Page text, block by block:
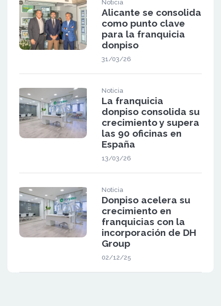
Noticia
Alicante se consolida
como punto clave
para la franquicia
donpiso
31/03/26
Noticia
La franquicia
donpiso consolida su
crecimiento y supera
las 90 oficinas en
España
13/03/26
Noticia
Donpiso acelera su
crecimiento en
franquicias con la
incorporación de DH
Group
02/12/25